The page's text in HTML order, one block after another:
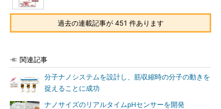
過去の連載記事が 451 件あります
関連記事
分子ナノシステムを設計し、筋収縮時の分子の動きを
捉えることに成功
ナノサイズのリアルタイムpHセンサーを開発